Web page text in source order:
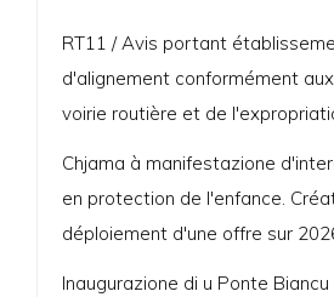
RT11 / Avis portant
d'alignement conformément
voirie routière et de
Chjama à manifestazione
en protection de l'enfance.
déploiement d'une offre sur
Inaugurazione di u Ponte